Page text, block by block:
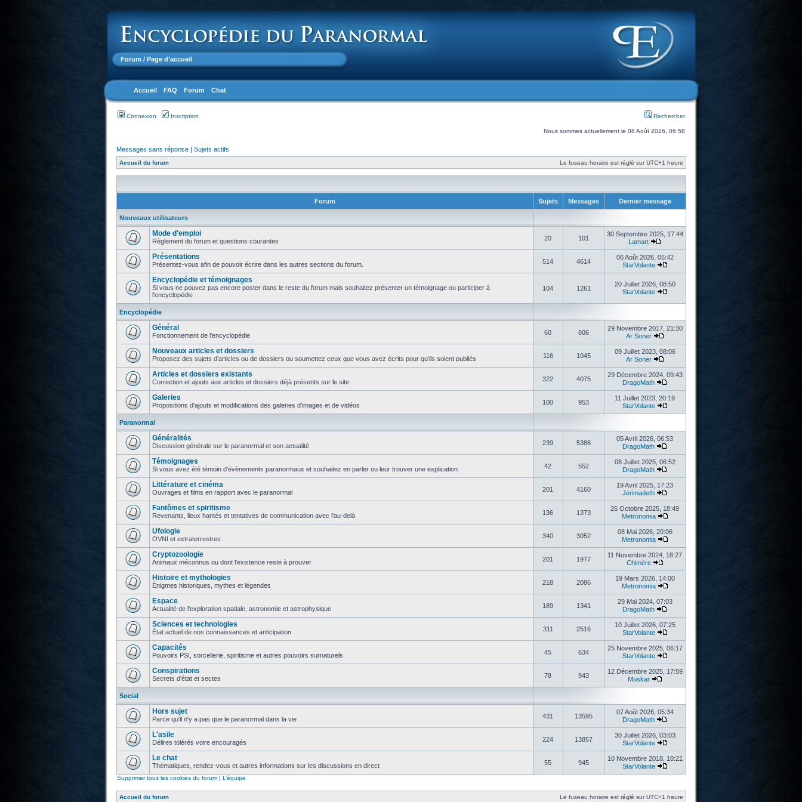
Forum / Page d’accueil
Accueil FAQ Forum Chat
Connexion Inscription Rechercher
Nous sommes actuellement le 08 Août 2026, 06:58
Messages sans réponse| Sujets actifs
Accueil du forum Le fuseau horaire est réglé sur UTC+1 heure
Forum Sujets Messages Dernier message
Nouveaux utilisateurs
Mode d'emploi
Règlement du forum et questions courantes 20 101
30 Septembre 2025, 17:44
Lamart
Présentations
Présentez-vous afin de pouvoir écrire dans les autres sections du forum. 514 4614
06 Août 2026, 05:42
StarVolante
Encyclopédie et témoignages
Si vous ne pouvez pas encore poster dans le reste du forum mais souhaitez présenter un témoignage ou participer à
l'encyclopédie
104 1261
20 Juillet 2026, 08:50
StarVolante
Encyclopédie
Général
Fonctionnement de l'encyclopédie 60 806
29 Novembre 2017, 21:30
Ar Soner
Nouveaux articles et dossiers
Proposez des sujets d'articles ou de dossiers ou soumettez ceux que vous avez écrits pour qu'ils soient publiés 116 1045
09 Juillet 2023, 08:06
Ar Soner
Articles et dossiers existants
Correction et ajouts aux articles et dossiers déjà présents sur le site 322 4075
29 Décembre 2024, 09:43
DragoMath
Galeries
Propositions d'ajouts et modifications des galeries d'images et de vidéos 100 953
11 Juillet 2023, 20:19
StarVolante
Paranormal
Généralités
Discussion générale sur le paranormal et son actualité 239 5386
05 Avril 2026, 06:53
DragoMath
Témoignages
Si vous avez été témoin d'évènements paranormaux et souhaitez en parler ou leur trouver une explication 42 552
08 Juillet 2025, 06:52
DragoMath
Littérature et cinéma
Ouvrages et films en rapport avec le paranormal 201 4160
19 Avril 2025, 17:23
Jérimadeth
Fantômes et spiritisme
Revenants, lieux hantés et tentatives de communication avec l'au-delà 136 1373
26 Octobre 2025, 18:49
Metronomia
Ufologie
OVNI et extraterrestres 340 3052
08 Mai 2026, 20:06
Metronomia
Cryptozoologie
Animaux méconnus ou dont l'existence reste à prouver 201 1977
11 Novembre 2024, 18:27
Chimère
Histoire et mythologies
Énigmes historiques, mythes et légendes 218 2086
19 Mars 2026, 14:00
Metronomia
Espace
Actualité de l'exploration spatiale, astronomie et astrophysique 189 1341
29 Mai 2024, 07:03
DragoMath
Sciences et technologies
État actuel de nos connaissances et anticipation 311 2516
10 Juillet 2026, 07:25
StarVolante
Capacités
Pouvoirs PSI, sorcellerie, spiritisme et autres pouvoirs surnaturels 45 634
25 Novembre 2025, 06:17
StarVolante
Conspirations
Secrets d'état et sectes 78 943
12 Décembre 2025, 17:59
Muskar
Social
Hors sujet
Parce qu'il n'y a pas que le paranormal dans la vie 431 13595
07 Août 2026, 05:34
DragoMath
L'asile
Délires tolérés voire encouragés 224 13857
30 Juillet 2026, 03:03
StarVolante
Le chat
Thématiques, rendez-vous et autres informations sur les discussions en direct 55 945
10 Novembre 2018, 10:21
StarVolante
Supprimer tous les cookies du forum| L’équipe
Accueil du forum Le fuseau horaire est réglé sur UTC+1 heure